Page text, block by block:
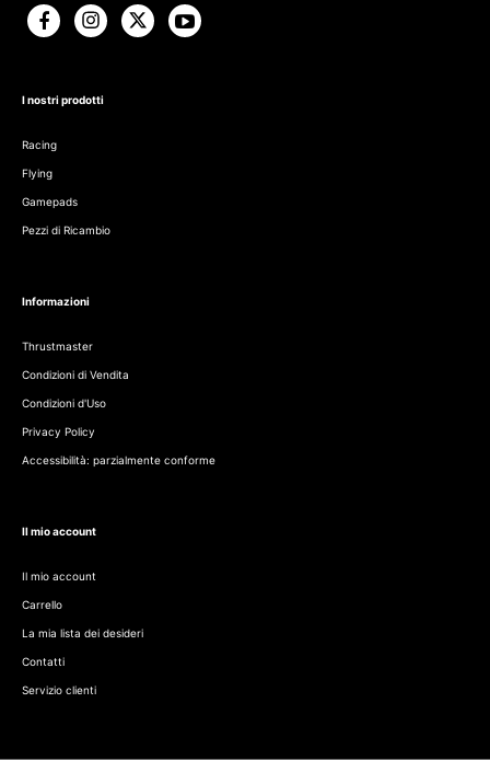
I nostri prodotti
Racing
Flying
Gamepads
Pezzi di Ricambio
Informazioni
Thrustmaster
Condizioni di Vendita
Condizioni d'Uso
Privacy Policy
Accessibilità: parzialmente conforme
Il mio account
Il mio account
Carrello
La mia lista dei desideri
Contatti
Servizio clienti